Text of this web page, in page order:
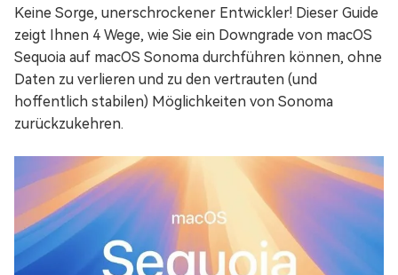
Keine Sorge, unerschrockener Entwickler! Dieser Guide
zeigt Ihnen 4 Wege, wie Sie ein Downgrade von macOS
Sequoia auf macOS Sonoma durchführen können, ohne
Daten zu verlieren und zu den vertrauten (und
hoffentlich stabilen) Möglichkeiten von Sonoma
zurückzukehren.